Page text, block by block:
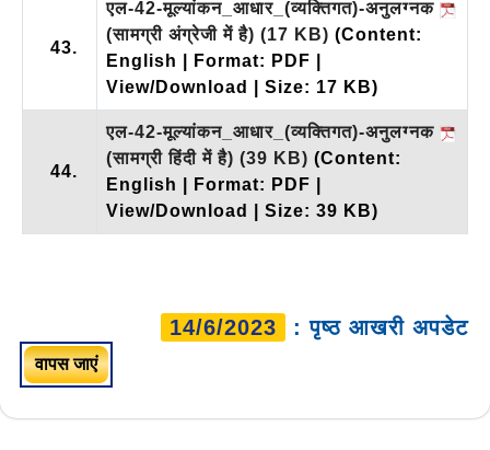
43.
एल-42-मूल्यांकन_आधार_(व्यक्तिगत)-अनुलग्नक
(सामग्री अंग्रेजी में है) (17 KB) (Content:
English | Format: PDF |
View/Download | Size: 17 KB)
44.
एल-42-मूल्यांकन_आधार_(व्यक्तिगत)-अनुलग्नक
(सामग्री हिंदी में है) (39 KB) (Content:
English | Format: PDF |
View/Download | Size: 39 KB)
14/6/2023 : पृष्ठ आखरी अपडेट
वापस जाएं